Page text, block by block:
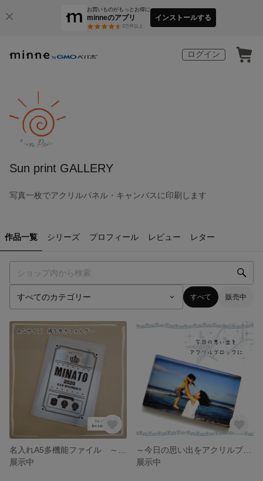
お買いものがもっとお得に
minneのアプリ
3万件以上
インストールする
ログイン
Sun print GALLERY
写真一枚でアクリルパネル・キャンバスに印刷します
作品一覧 シリーズ プロフィール レビュー レター
すべて 販売中
展示中
展示中